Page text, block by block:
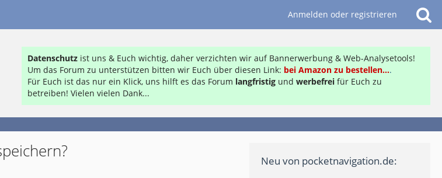
Anmelden oder registrieren
Datenschutz ist uns & Euch wichtig, daher verzichten wir auf Bannerwerbung & Web-Analysetools!
Um das Forum zu unterstützen bitten wir Euch über diesen Link: bei Amazon zu bestellen....
Für Euch ist das nur ein Klick, uns hilft es das Forum langfristig und werbefrei für Euch zu
betreiben! Vielen vielen Dank...
Neu von pocketnavigation.de: